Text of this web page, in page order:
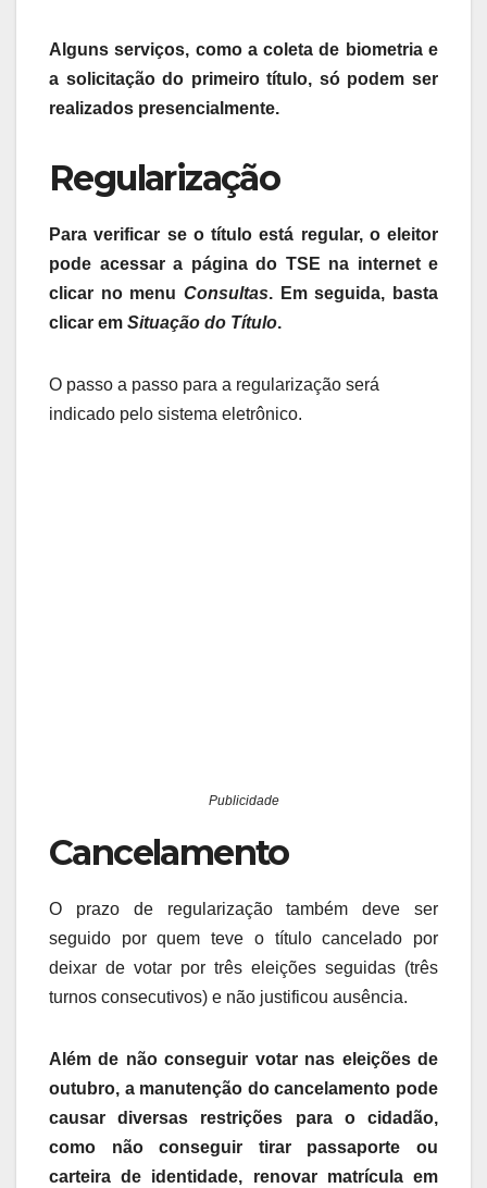
Alguns serviços, como a coleta de biometria e
a solicitação do primeiro título, só podem ser
realizados presencialmente.
Regularização
Para verificar se o título está regular, o eleitor
pode acessar a página do TSE na internet e
clicar no menu Consultas. Em seguida, basta
clicar em Situação do Título.
O passo a passo para a regularização será
indicado pelo sistema eletrônico.
Publicidade
Cancelamento
O prazo de regularização também deve ser
seguido por quem teve o título cancelado por
deixar de votar por três eleições seguidas (três
turnos consecutivos) e não justificou ausência.
Além de não conseguir votar nas eleições de
outubro, a manutenção do cancelamento pode
causar diversas restrições para o cidadão,
como não conseguir tirar passaporte ou
carteira de identidade, renovar matrícula em